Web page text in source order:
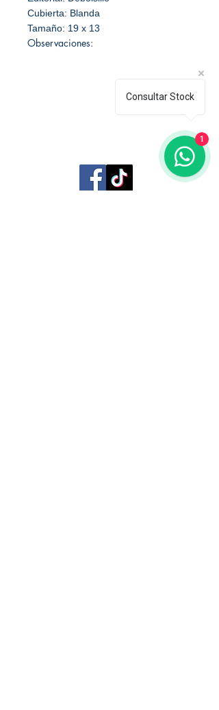
Cubierta: Blanda
Tamaño: 19 x 13
Observaciones:
Librería Editorial Trilobites
Consultar Stock
1